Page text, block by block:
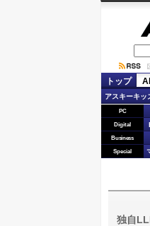
トップ AI
アスキーキッ
PC
Digital
Business
Special
独自